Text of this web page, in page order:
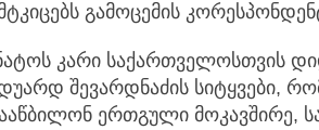
გამოცემის
კარი საქართველოსთვის
შევარდნაძის სიტყვები,
ერთგული მოკავშირე,